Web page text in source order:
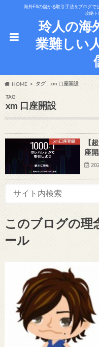
海外FXの儲かる取引手法をブログで
攻略ト
玲人の海
業難しい
HOME タグ : xm 口座開設
TAG
xm 口座開設
xm口座登録
【
座
このブログの理
ール